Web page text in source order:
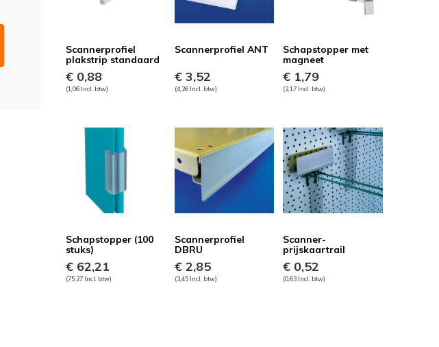
Scannerprofiel
plakstrip standaard
€ 0,88
(1,06 Incl. btw)
Scannerprofiel ANT
€ 3,52
(4,26 Incl. btw)
Schapstopper met
magneet
€ 1,79
(2,17 Incl. btw)
Schapstopper (100
stuks)
€ 62,21
(75,27 Incl. btw)
Scannerprofiel
DBRU
€ 2,85
(3,45 Incl. btw)
Scanner-
prijskaartrail
€ 0,52
(0,63 Incl. btw)